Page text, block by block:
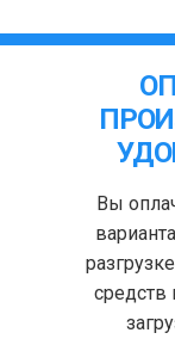
Вы
средств